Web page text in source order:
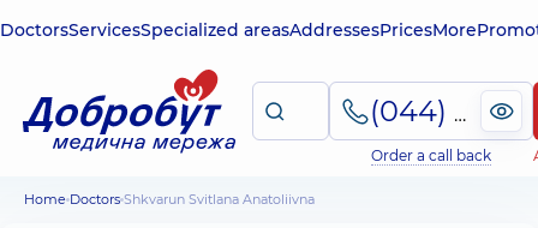
DoctorsServicesSpecialized areasAddressesPricesMore
(044) 495-2-888
Order a call back
Home Doctors Shkvarun Svitlana Anatoliivna